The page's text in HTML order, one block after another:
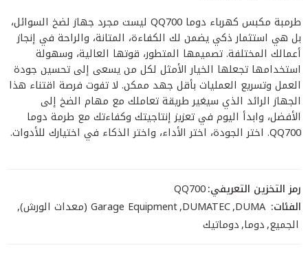
طرمبة مكبس كهرباء دوما QQ700 ليست مجرد جهاز لضخ السوائل،
بل هي استثمار ذكي يضمن لك الكفاءة، المتانة، والراحة في إنجاز
أعمالك المختلفة. تصميمها المتطور، قوتها العالية، وسهولة
استخدامها تجعلها الخيار الأمثل لكل من يسعى إلى تحسين جودة
العمل وتسريع العمليات بأقل جهد ممكن. لا تفوت فرصة اقتناء هذا
الجهاز الرائد الذي سيغير طريقة تعاملك مع مهام الضخ إلى
الأفضل، وابدأ اليوم في تعزيز إنتاجيتك وكفاءتك مع طرمة دوما
QQ700. اختر الجودة، اختر الأداء، واختر الذكاء في اختيارك للأدوات.
رمز التخزين التعريفي:QQ700
الفئات: DUMA
,
DUMATEC
,Garage Equipment (معدات الورش)
,
الجميع,دوما,دوماتيك